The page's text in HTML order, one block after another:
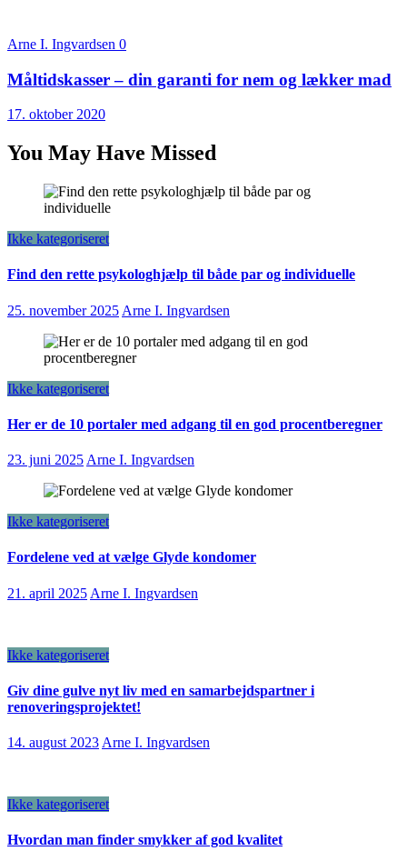
Arne I. Ingvardsen 0
Måltidskasser – din garanti for nem og lækker mad
17. oktober 2020
You May Have Missed
Ikke kategoriseret
Find den rette psykologhjælp til både par og individuelle
25. november 2025 Arne I. Ingvardsen
Ikke kategoriseret
Her er de 10 portaler med adgang til en god procentberegner
23. juni 2025 Arne I. Ingvardsen
Ikke kategoriseret
Fordelene ved at vælge Glyde kondomer
21. april 2025 Arne I. Ingvardsen
Ikke kategoriseret
Giv dine gulve nyt liv med en samarbejdspartner i
renoveringsprojektet!
14. august 2023 Arne I. Ingvardsen
Ikke kategoriseret
Hvordan man finder smykker af god kvalitet